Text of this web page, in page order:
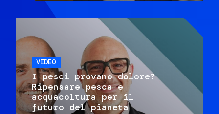
VIDEO
I pesci provano dolore?
Ripensare pesca e
acquacoltura per il
futuro del pianeta